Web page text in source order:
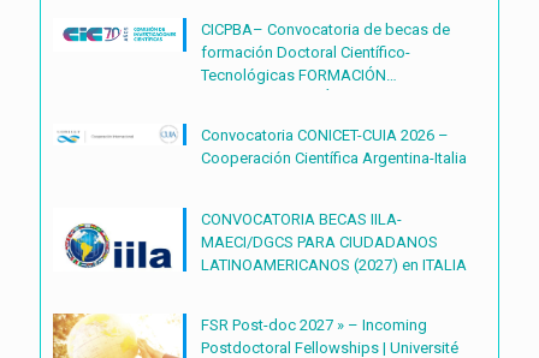
CICPBA– Convocatoria de becas de
formación Doctoral Científico-
Tecnológicas FORMACIÓN
Convocatoria CONICET-CUIA 2026 –
Cooperación Científica Argentina-Italia
CONVOCATORIA BECAS IILA-
MAECI/DGCS PARA CIUDADANOS
LATINOAMERICANOS (2027) en ITALIA
FSR Post-doc 2027 » – Incoming
Postdoctoral Fellowships | Université